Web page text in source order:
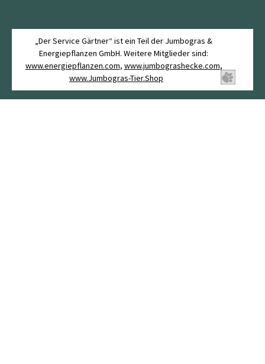
„Der Service Gärtner“ ist ein Teil der Jumbogras &
Energiepflanzen GmbH. Weitere Mitglieder sind:
www.energiepflanzen.com, www.jumbograshecke.com,
www.Jumbogras-Tier.Shop